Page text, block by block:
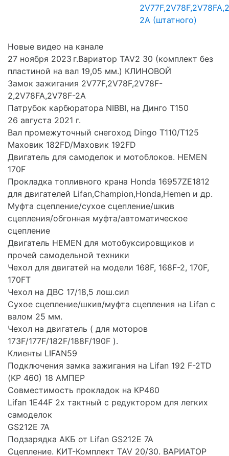
2A (штатного)
Новые видео на канале
27 ноября 2023 г.Вариатор TAV2 30 (комплект без
пластиной на вал 19,05 мм.) КЛИНОВОЙ
Замок зажигания 2V77F,2V78F,2V78F-
2,2V78FA,2V78F-2A
Патрубок карбюратора NIBBI, на Динго Т150
26 августа 2021 г.
Вал промежуточный снегоход Dingo T110/T125
Маховик 182FD/Маховик 192FD
Двигатель для самоделок и мотоблоков. HEMEN
170F
Прокладка топливного крана Honda 16957ZE1812
для двигателей Lifan,Champion,Honda,Hemen и др.
Муфта сцепление/сухое сцепление/шкив
сцепления/обгонная муфта/автоматическое
сцепление
Двигатель HEMEN для мотобуксировщиков и
прочей самодельной техники
Чехол для двигатей на модели 168F, 168F-2, 170F,
170FT
Чехол на ДВС 17/18,5 лош.сил
Сухое сцепление/шкив/муфта сцепления на Lifan с
валом 25 мм.
Чехол на двигатель ( для моторов
173F/177F/182F/188F/190F ).
Клиенты LIFAN59
Подключения замка зажигания на Lifan 192 F-2TD
(KP 460) 18 АМПЕР
Совместимость прокладок на КР460
Lifan 1E44F 2х тактный с редуктором для легких
самоделок
GS212E 7A
Подзарядка АКБ от Lifan GS212E 7A
Сцепление. КИТ-Комплект TAV 20/30. ВАРИАТОР